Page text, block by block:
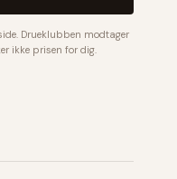
Drueklubben modtager
ikke prisen for dig.